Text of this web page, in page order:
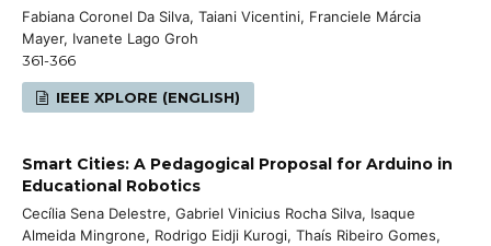
Fabiana Coronel Da Silva, Taiani Vicentini, Franciele Márcia
Mayer, Ivanete Lago Groh
361-366
IEEE XPLORE (ENGLISH)
Smart Cities: A Pedagogical Proposal for Arduino in
Educational Robotics
Cecília Sena Delestre, Gabriel Vinicius Rocha Silva, Isaque
Almeida Mingrone, Rodrigo Eidji Kurogi, Thaís Ribeiro Gomes,